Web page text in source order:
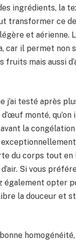
ingrédients, la
transformer ce
et aérienne.
car il permet non
fruits mais aussi
j’ai testé après
monté, qu’on
la congélation
du corps tout
Si vous
également opter
la douceur et